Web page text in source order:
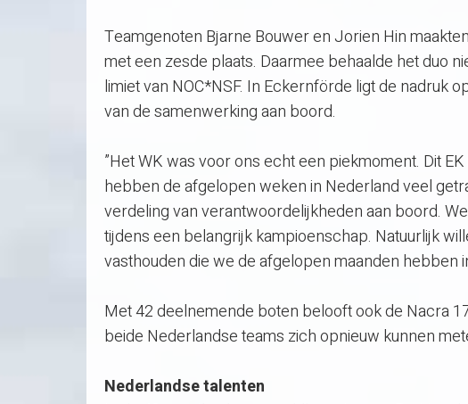
Teamgenoten Bjarne Bouwer en Jorien Hin
met een zesde plaats. Daarmee behaalde het duo
limiet van NOC*NSF. In Eckernförde ligt de nadruk
van de samenwerking aan boord.
”Het WK was voor ons echt een piekmoment. Dit
hebben de afgelopen weken in Nederland veel
verdeling van verantwoordelijkheden aan boord.
tijdens een belangrijk kampioenschap. Natuurlijk
vasthouden die we de afgelopen maanden hebben
Met 42 deelnemende boten belooft ook de Nacra
beide Nederlandse teams zich opnieuw kunnen
Nederlandse talenten